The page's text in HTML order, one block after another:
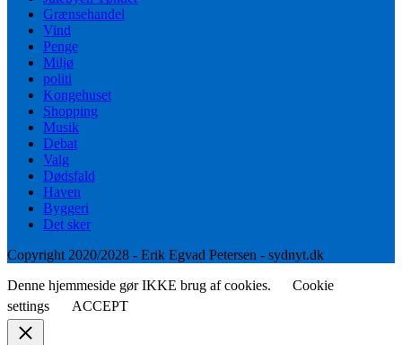
Grænsehandel
Vind
Penge
Miljø
politi
Kongehuset
Shopping
Musik
Debat
Valg
Dødsfald
Haven
Byggeri
Det sker
Copyright 2020/2028 - Erik Egvad Petersen - sydnyt.dk
Denne hjemmeside gør IKKE brug af cookies.
Cookie
settings
ACCEPT